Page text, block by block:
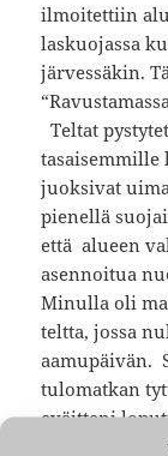
ilmoitettiin
laskuojassa
järvessäkin.
Teltat
juoksivat
pienellä
että alueen
asennoitua
Minulla oli
teltta, jossa
aamupäivän.
tulomatkan
eväitteni
sujui samoin